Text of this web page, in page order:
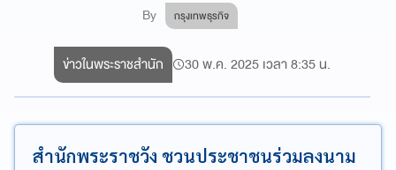
By กรุงเทพธุรกิจ
ข่าวในพระราชสำนัก 30 พ.ค. 2025 เวลา 8:35 น.
สำนักพระราชวัง ชวนประชาชนร่วมลงนาม